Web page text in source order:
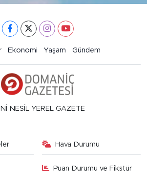
Ekonomi Yaşam Gündem
NESİL YEREL GAZETE
Hava Durumu
Puan Durumu ve Fikstür